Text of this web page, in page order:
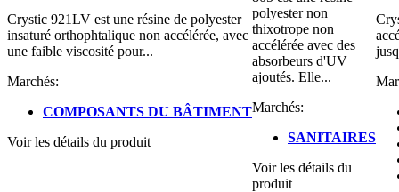
Crystic 921LV est une résine de polyester
insaturé orthophtalique non accélérée, avec
une faible viscosité pour...
Marchés:
COMPOSANTS DU BÂTIMENT
Voir les détails du produit
polyester non
thixotrope non
accélérée avec des
absorbeurs d'UV
ajoutés. Elle...
Marchés:
SANITAIRES
Voir les détails du
produit